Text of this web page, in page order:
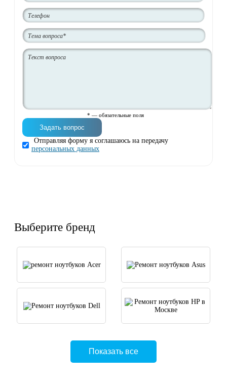
* — обязательные поля
Отправляя форму я соглашаюсь на передачу
персональных данных
Выберите бренд
Показать все